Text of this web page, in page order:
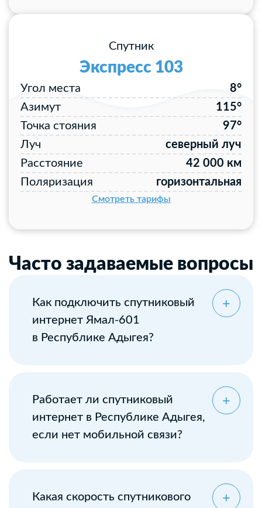
Спутник
Экспресс 103
Угол места
8°
Азимут
115°
Точка стояния
97°
Луч
северный луч
Расстояние
42 000 км
Поляризация
горизонтальная
Смотреть тарифы
Часто задаваемые вопросы
Как подключить спутниковый
интернет Ямал-601
в Республике Адыгея?
Работает ли спутниковый
интернет в Республике Адыгея,
если нет мобильной связи?
Какая скорость спутникового